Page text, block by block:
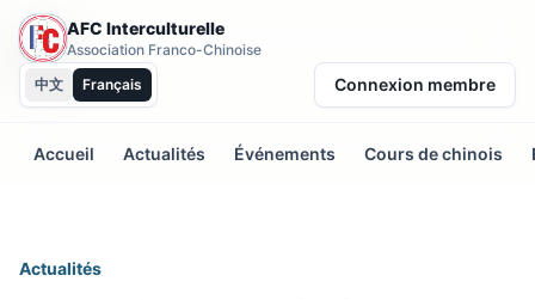
AFC Interculturelle
Association Franco-Chinoise
中文
Français Connexion membre
Accueil Actualités Événements Cours de chinois
Actualités